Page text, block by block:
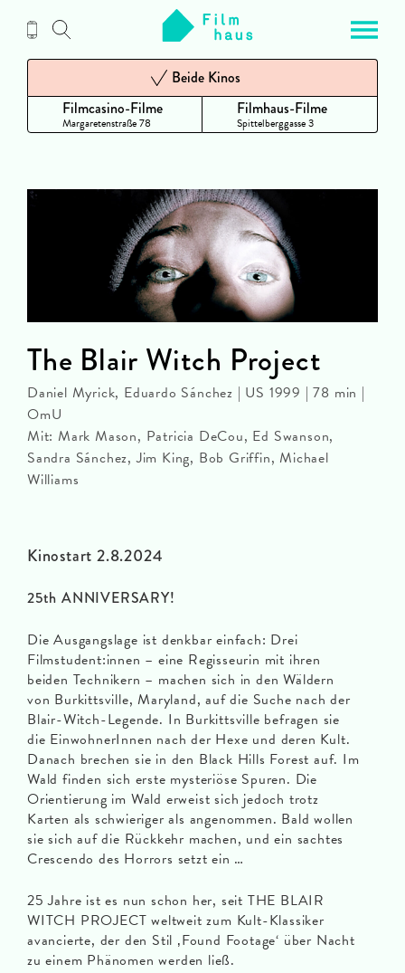
Inhalt
Filmcasino-Filme
Margaretenstraße 78
Beide Kinos
Filmhaus-Filme
Spittelberggasse 3
Kinostart 2.8.2024
25th ANNIVERSARY!
Die Ausgangslage ist denkbar einfach: Drei
Filmstudent:innen – eine Regisseurin mit ihren
beiden Technikern – machen sich in den Wäldern
von Burkittsville, Maryland, auf die Suche nach der
Blair-Witch-Legende. In Burkittsville befragen sie
die EinwohnerInnen nach der Hexe und deren Kult.
Danach brechen sie in den Black Hills Forest auf. Im
Wald finden sich erste mysteriöse Spuren. Die
Orientierung im Wald erweist sich jedoch trotz
Karten als schwieriger als angenommen. Bald wollen
sie sich auf die Rückkehr machen, und ein sachtes
Crescendo des Horrors setzt ein …
25 Jahre ist es nun schon her, seit THE BLAIR
WITCH PROJECT weltweit zum Kult-Klassiker
avancierte, der den Stil ‚Found Footage‘ über Nacht
zu einem Phänomen werden ließ.
The Blair Witch Project
Daniel Myrick, Eduardo Sánchez | US 1999 | 78 min |
OmU
Mit: Mark Mason, Patricia DeCou, Ed Swanson,
Sandra Sánchez, Jim King, Bob Griffin, Michael
Williams